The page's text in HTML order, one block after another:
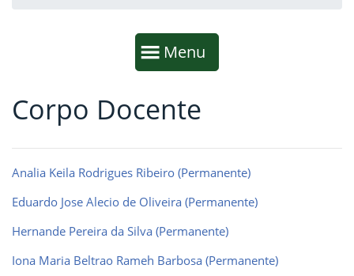
Mostrar
Menu
Fim da navegação
Início do conteúdo
Corpo Docente
Analia Keila Rodrigues Ribeiro (Permanente)
Eduardo Jose Alecio de Oliveira (Permanente)
Hernande Pereira da Silva (Permanente)
Iona Maria Beltrao Rameh Barbosa (Permanente)